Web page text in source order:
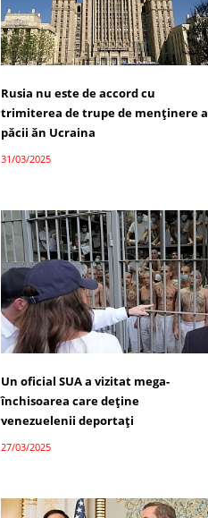
Rusia nu este de accord cu
trimiterea de trupe de menținere a
păcii ăn Ucraina
31/03/2025
Un oficial SUA a vizitat mega-
închisoarea care deține
venezuelenii deportați
27/03/2025